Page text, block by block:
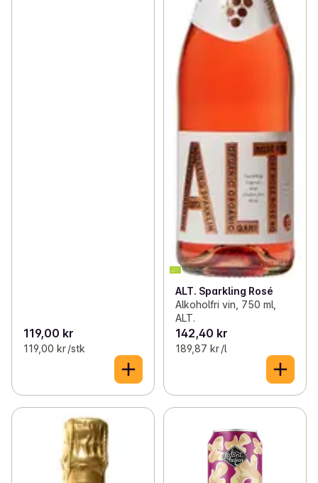
119,00 kr
119,00 kr /stk
ALT. Sparkling Rosé
Alkoholfri vin, 750 ml,
ALT.
142,40 kr
189,87 kr /l